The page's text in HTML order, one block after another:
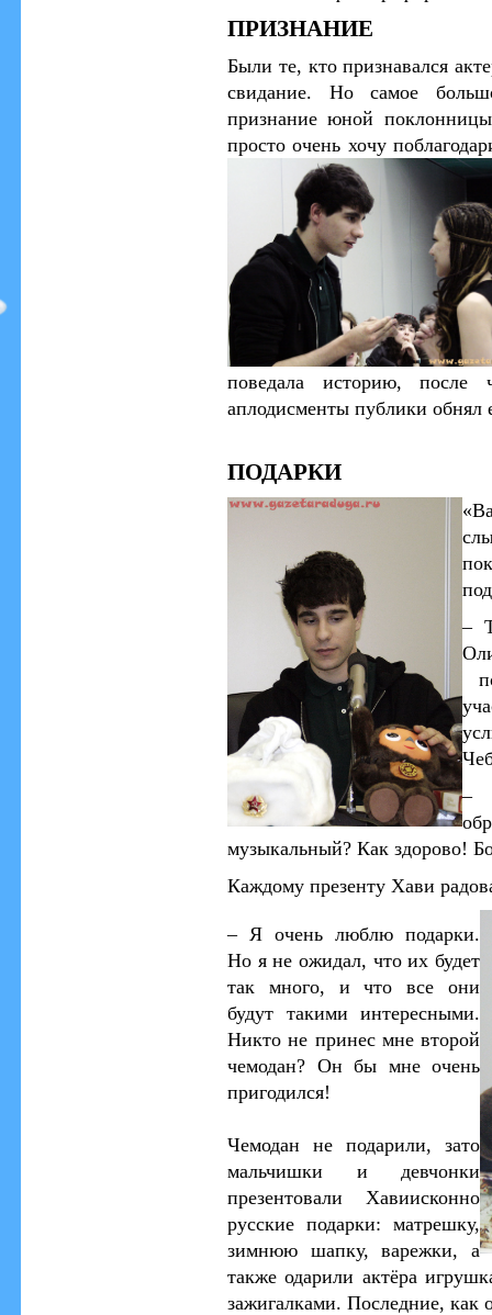
ПРИЗНАНИЕ
Были те, кто признавался
свидание. Но самое
признание юной
просто очень хочу
поведала историю, после
аплодисменты публики обнял
ПОДАРКИ
–
музыкальный? Как здорово!
Каждому презенту Хави
– Я очень люблю подарки.
Но я не ожидал, что их будет
так много, и что все они
будут такими интересными.
Никто не принес мне второй
чемодан? Он бы мне очень
пригодился!
Чемодан не подарили, зато
мальчишки и девчонки
презентовали Хавиисконно
русские подарки: матрешку,
зимнюю шапку, варежки, а
также одарили актёра
зажигалками. Последние, как